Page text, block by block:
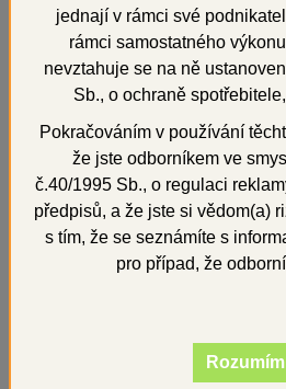
jednají v rámci své
rámci samostatného
nevztahuje se na ně
Sb., o ochraně
Pokračováním v používání
že jste odborníkem ve
č.40/1995 Sb., o regulaci
předpisů, a že jste si vědom(a)
s tím, že se seznámíte s
pro případ, že
Rozumím